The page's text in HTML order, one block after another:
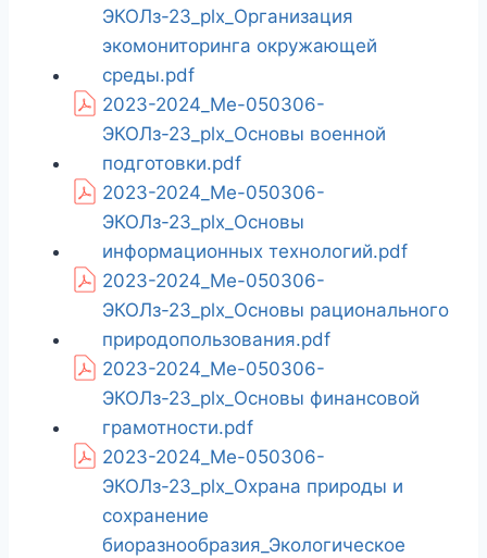
ЭКОЛз-23_plx_Организация
экомониторинга окружающей
среды.pdf
2023-2024_Ме-050306-
ЭКОЛз-23_plx_Основы военной
подготовки.pdf
2023-2024_Ме-050306-
ЭКОЛз-23_plx_Основы
информационных технологий.pdf
2023-2024_Ме-050306-
ЭКОЛз-23_plx_Основы рационального
природопользования.pdf
2023-2024_Ме-050306-
ЭКОЛз-23_plx_Основы финансовой
грамотности.pdf
2023-2024_Ме-050306-
ЭКОЛз-23_plx_Охрана природы и
сохранение
биоразнообразия_Экологическое